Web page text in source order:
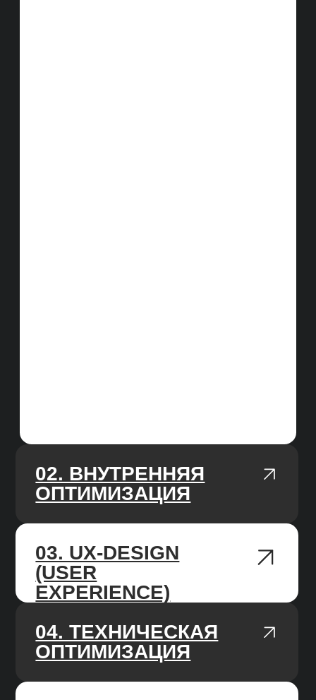
Иерхичная структура UNIT-а из команд SEO-
специалистов и SEO-менеджеров. При
СТРУКТУРА UNIT
SEO
Структура отдела